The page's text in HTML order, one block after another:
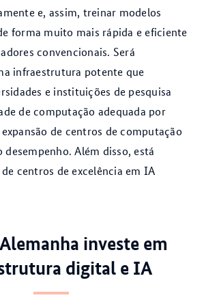
e, assim, treinar modelos
forma muito mais rápida e eficiente
convencionais. Será
infraestrutura potente que
e instituições de pesquisa
de computação adequada por
de centros de computação
Além disso, está
centros de excelência em IA
investe em
digital e IA